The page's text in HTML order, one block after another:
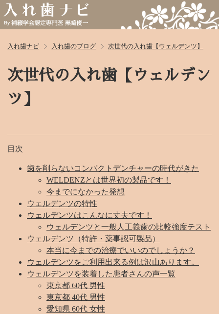
入れ歯ナビ 入れ歯のブログ 次世代の入れ歯【ウェルデンツ】
次世代の入れ歯【ウェルデン
ツ】
目次
歯を削らないコンパクトデンチャーの時代がきた
WELDENZとは世界初の製品です！
今までになかった発想
ウェルデンツの特性
ウェルデンツはこんなに丈夫です！
ウェルデンツと一般人工義歯の比較強度テスト
ウェルデンツ（特許・薬事認可製品）
本当に今までの治療でいいのでしょうか？
ウェルデンツをご利用出来る例は沢山あります。
ウェルデンツを装着した患者さんの声一覧
東京都 60代 男性
東京都 40代 男性
愛知県 60代 女性